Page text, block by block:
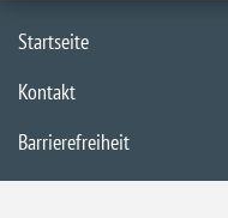
Startseite
Kontakt
Barrierefreiheit